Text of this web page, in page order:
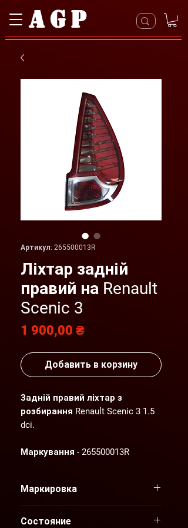
AGP
Артикул: 265500013R
Ліхтар задній
правий на Renault
Scenic 3
1 900,00 ₴Цена
Добавить в корзину
Задній правий ліхтар з
розбирання Renault Scenic 3 1.5
dci.
Маркування - 265500013R
розбирання автомобілів 2007-
Маркировка
Состояние